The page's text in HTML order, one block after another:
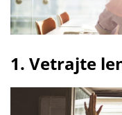
1. Vetrajte